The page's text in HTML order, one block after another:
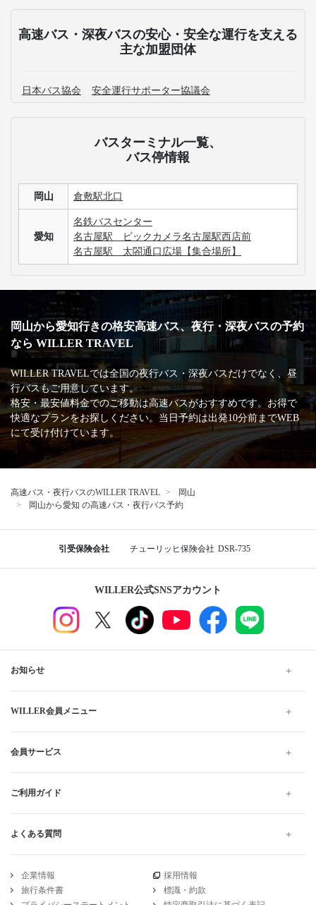
高速バス・深夜バスの安心・安全な運行を支える
主な加盟団体
日本バス協会 安全運行サポーター協議会
バスターミナル一覧、
バス停情報
岡山 倉敷駅北口
愛知
名鉄バスセンター
名古屋駅 ビックカメラ名古屋駅西店前
名古屋駅 太閤通口広場【集合場所】
岡山から愛知行きの格安高速バス、夜行・深夜バスの予約
なら WILLER TRAVEL
WILLER TRAVELでは全国の夜行バス・深夜バスだけでなく、昼
行バスもご用意しています。
格安・最安値料金でのご移動は高速バスがおすすめです。お得で
快適なプランをお探しください。当日予約は出発10分前までWEB
にて受け付けています。
高速バス・夜行バスのWILLER TRAVEL
岡山
岡山から愛知 の高速バス・夜行バス予約
引受保険会社 チューリッヒ保険会社 DSR-735
WILLER公式SNSアカウント
お知らせ
WILLER会員メニュー
会員サービス
ご利用ガイド
よくある質問
企業情報
採用情報
旅行条件書
標識・約款